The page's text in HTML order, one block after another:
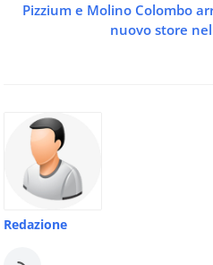
Pizzium e Molino Colombo
nuovo store
Redazione